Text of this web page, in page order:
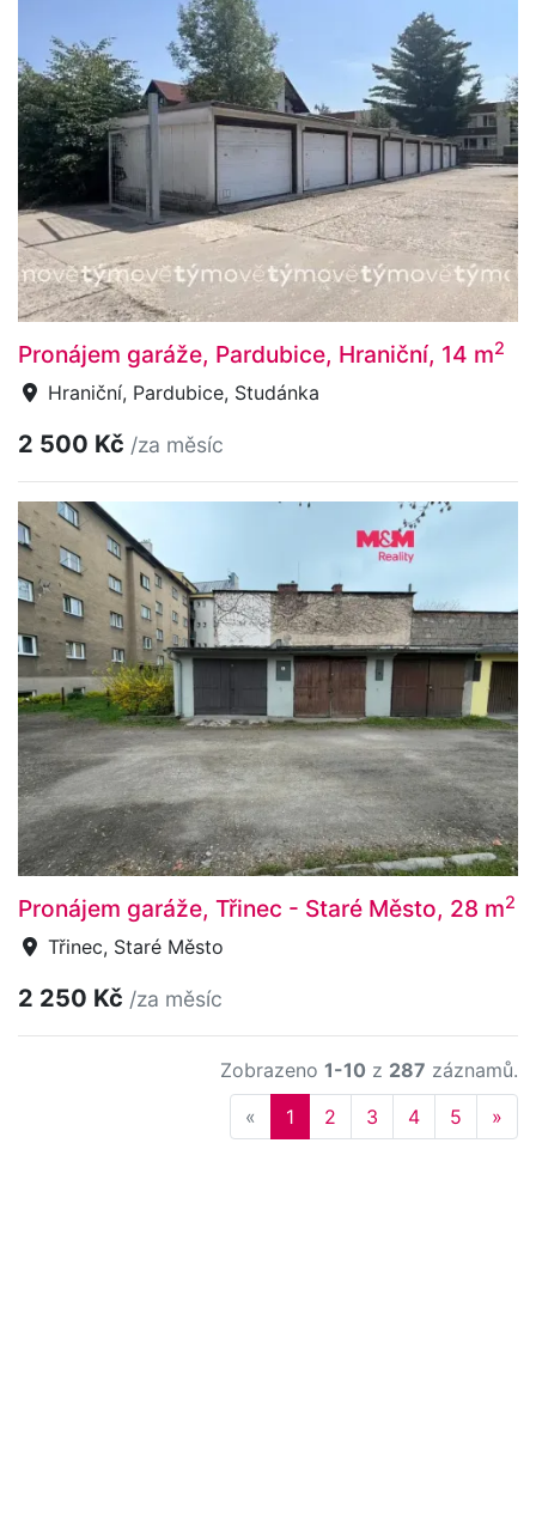
Pronájem garáže, Pardubice, Hraniční, 14 m2
Hraniční, Pardubice, Studánka
2 500 Kč /za měsíc
Pronájem garáže, Třinec - Staré Město, 28 m2
Třinec, Staré Město
2 250 Kč /za měsíc
Zobrazeno 1-10 z 287 záznamů.
« Previous
1 2 3 4 5 »